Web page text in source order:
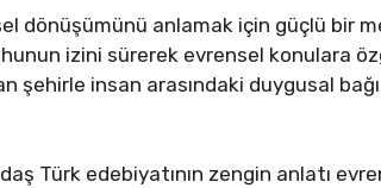
dönüşümünü anlamak için güçlü bir
izini sürerek evrensel konulara
şehirle insan arasındaki duygusal
Türk edebiyatının zengin anlatı